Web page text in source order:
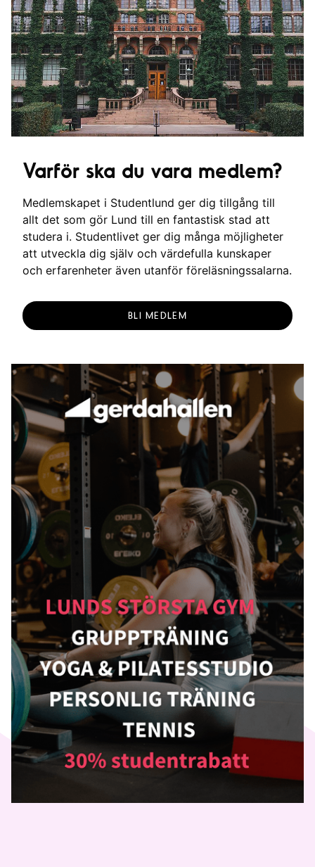
Varför ska du vara medlem?
Medlemskapet i Studentlund ger dig tillgång till
allt det som gör Lund till en fantastisk stad att
studera i. Studentlivet ger dig många möjligheter
att utveckla dig själv och värdefulla kunskaper
och erfarenheter även utanför föreläsningssalarna.
BLI MEDLEM